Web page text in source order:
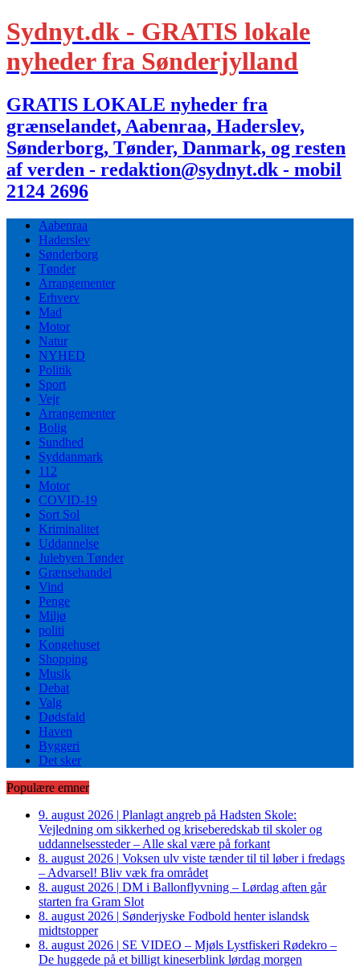
Sydnyt.dk - GRATIS lokale
nyheder fra Sønderjylland
GRATIS LOKALE nyheder fra
grænselandet, Aabenraa, Haderslev,
Sønderborg, Tønder, Danmark, og resten
af verden - redaktion@sydnyt.dk - mobil
2124 2696
Aabenraa
Haderslev
Sønderborg
Tønder
Arrangementer
Erhverv
Mad
Motor
Natur
NYHED
Politik
Sport
Vejr
Arrangementer
Bolig
Sundhed
Syddanmark
112
Motor
COVID-19
Sort Sol
Kriminalitet
Uddannelse
Julebyen Tønder
Grænsehandel
Vind
Penge
Miljø
politi
Kongehuset
Shopping
Musik
Debat
Valg
Dødsfald
Haven
Byggeri
Det sker
Populære emner
9. august 2026 | Planlagt angreb på Hadsten Skole:
Vejledning om sikkerhed og kriseberedskab til skoler og
uddannelsessteder – Alle skal være på forkant
8. august 2026 | Voksen ulv viste tænder til til løber i fredags
– Advarsel! Bliv væk fra området
8. august 2026 | DM i Ballonflyvning – Lørdag aften går
starten fra Gram Slot
8. august 2026 | Sønderjyske Fodbold henter islandsk
midtstopper
8. august 2026 | SE VIDEO – Mjøls Lystfiskeri Rødekro –
De huggede på et billigt kineserblink lørdag morgen